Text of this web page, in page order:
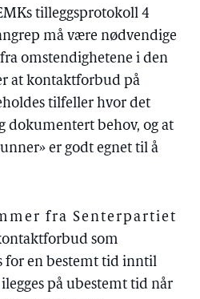
tilleggsprotokoll 4
må være nødvendige
omstendighetene i den
at kontaktforbud på
tilfeller hvor det
dokumentert behov, og at
er godt egnet til å
fra Senterpartiet
som
for en bestemt tid inntil
på ubestemt tid når